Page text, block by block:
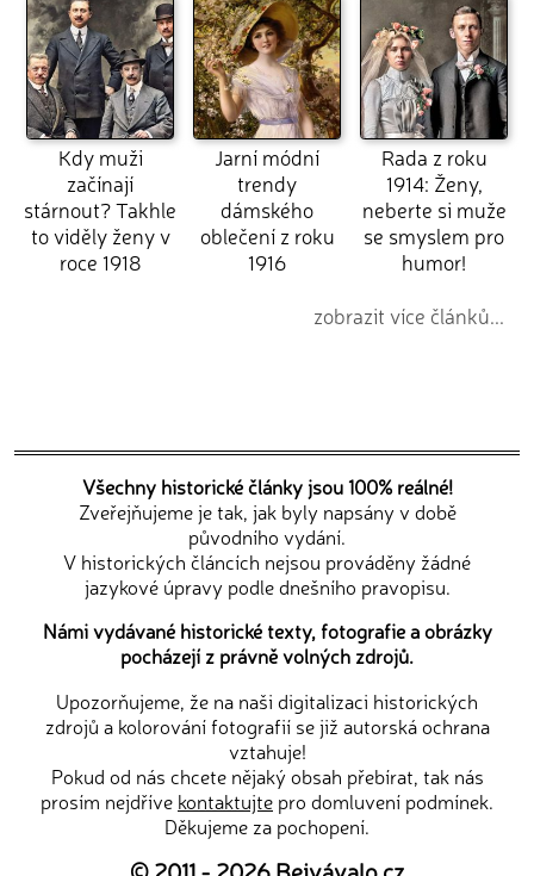
Kdy muži
začínají
stárnout? Takhle
to viděly ženy v
roce 1918
Jarní módní
trendy
dámského
oblečení z roku
1916
Rada z roku
1914: Ženy,
neberte si muže
se smyslem pro
humor!
zobrazit více článků...
Všechny historické články jsou 100% reálné!
Zveřejňujeme je tak, jak byly napsány v době
původního vydání.
V historických článcích nejsou prováděny žádné
jazykové úpravy podle dnešního pravopisu.
Námi vydávané historické texty, fotografie a obrázky
pocházejí z právně volných zdrojů.
Upozorňujeme, že na naši digitalizaci historických
zdrojů a kolorování fotografií se již autorská ochrana
vztahuje!
Pokud od nás chcete nějaký obsah přebírat, tak nás
prosím nejdříve kontaktujte pro domluvení podmínek.
Děkujeme za pochopení.